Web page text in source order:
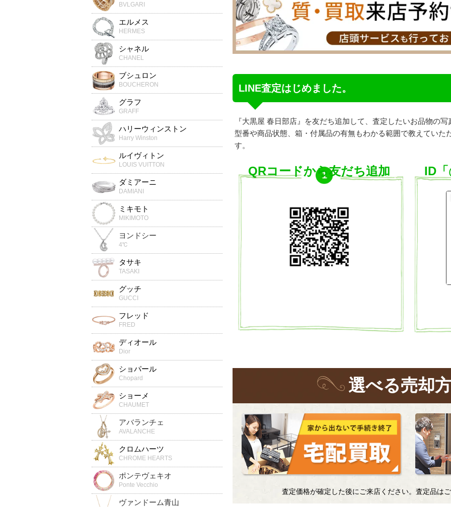
LINE査定はじめました。
『大黒屋 春日部店』を友だち追加して、査定したいお品物の
型番や商品状態、箱・付属品の有無もわかる範囲で教えていた
す。
QRコードから友だち追加 ID
選べる売却
査定価格が確定した後にご来店ください。査定品は
BVLGARI
エルメス
HERMES
シャネル
CHANEL
ブシュロン
BOUCHERON
グラフ
GRAFF
ハリーウィンストン
Harry Winston
ルイヴィトン
LOUIS VUITTON
ダミアーニ
DAMIANI
ミキモト
MIKIMOTO
ヨンドシー
4℃
タサキ
TASAKI
グッチ
GUCCI
フレッド
FRED
ディオール
Dior
ショパール
Chopard
ショーメ
CHAUMET
アバランチェ
AVALANCHE
クロムハーツ
CHROME HEARTS
ポンテヴェキオ
Ponte Vecchio
ヴァンドーム青山